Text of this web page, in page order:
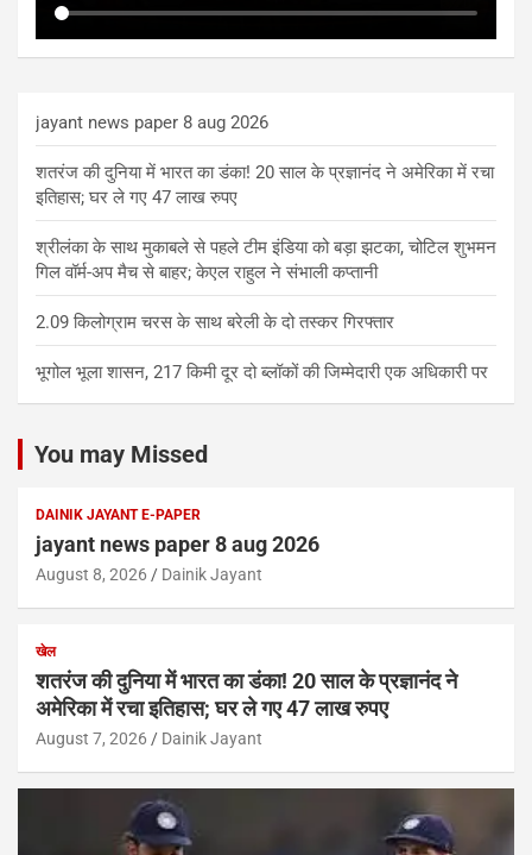
jayant news paper 8 aug 2026
शतरंज की दुनिया में भारत का डंका! 20 साल के प्रज्ञानंद ने अमेरिका में रचा
इतिहास; घर ले गए 47 लाख रुपए
श्रीलंका के साथ मुकाबले से पहले टीम इंडिया को बड़ा झटका, चोटिल शुभमन
गिल वॉर्म-अप मैच से बाहर; केएल राहुल ने संभाली कप्तानी
2.09 किलोग्राम चरस के साथ बरेली के दो तस्कर गिरफ्तार
भूगोल भूला शासन, 217 किमी दूर दो ब्लॉकों की जिम्मेदारी एक अधिकारी पर
You may Missed
DAINIK JAYANT E-PAPER
jayant news paper 8 aug 2026
August 8, 2026 Dainik Jayant
खेल
शतरंज की दुनिया में भारत का डंका! 20 साल के प्रज्ञानंद ने
अमेरिका में रचा इतिहास; घर ले गए 47 लाख रुपए
August 7, 2026 Dainik Jayant